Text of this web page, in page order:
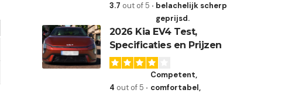
3.7 out of 5
belachelijk scherp
geprijsd.
2026 Kia EV4 Test,
Specificaties en Prijzen
4 out of 5
Competent,
comfortabel,